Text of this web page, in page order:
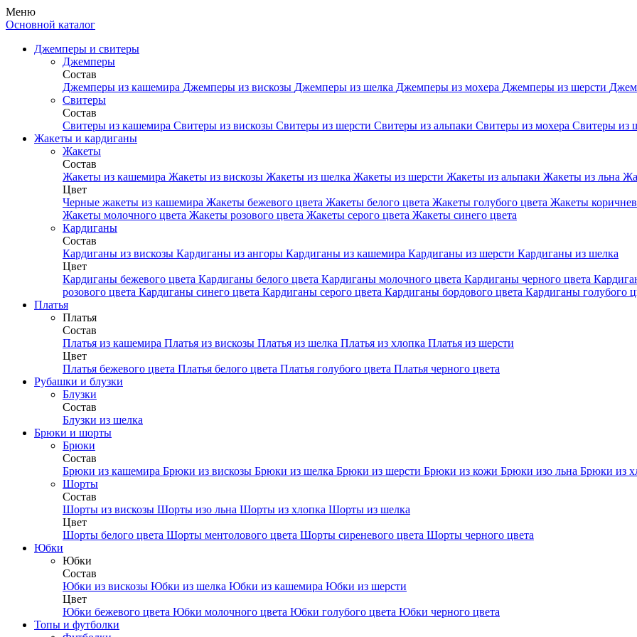
Меню
Основной каталог
Джемперы и свитеры
Джемперы
Состав
Джемперы из кашемира Джемперы из вискозы Джемперы из шелка Джемперы из мохера Джемперы из шерсти
Свитеры
Состав
Свитеры из кашемира Свитеры из вискозы Свитеры из шерсти Свитеры из альпаки Свитеры из мохера Свитеры из
Жакеты и кардиганы
Жакеты
Состав
Жакеты из кашемира Жакеты из вискозы Жакеты из шелка Жакеты из шерсти Жакеты из альпаки Жакеты из льна
Цвет
Черные жакеты из кашемира Жакеты бежевого цвета Жакеты белого цвета Жакеты голубого цвета Жакеты
Жакеты молочного цвета Жакеты розового цвета Жакеты серого цвета Жакеты синего цвета
Кардиганы
Состав
Кардиганы из вискозы Кардиганы из ангоры Кардиганы из кашемира Кардиганы из шерсти Кардиганы из шелка
Цвет
Кардиганы бежевого цвета Кардиганы белого цвета Кардиганы молочного цвета Кардиганы черного цвета
розового цвета Кардиганы синего цвета Кардиганы серого цвета Кардиганы бордового цвета Кардиганы голубого
Платья
Платья
Состав
Платья из кашемира Платья из вискозы Платья из шелка Платья из хлопка Платья из шерсти
Цвет
Платья бежевого цвета Платья белого цвета Платья голубого цвета Платья черного цвета
Рубашки и блузки
Блузки
Состав
Блузки из шелка
Брюки и шорты
Брюки
Состав
Брюки из кашемира Брюки из вискозы Брюки из шелка Брюки из шерсти Брюки из кожи Брюки изо льна Брюки из
Шорты
Состав
Шорты из вискозы Шорты изо льна Шорты из хлопка Шорты из шелка
Цвет
Шорты белого цвета Шорты ментолового цвета Шорты сиреневого цвета Шорты черного цвета
Юбки
Юбки
Состав
Юбки из вискозы Юбки из шелка Юбки из кашемира Юбки из шерсти
Цвет
Юбки бежевого цвета Юбки молочного цвета Юбки голубого цвета Юбки черного цвета
Топы и футболки